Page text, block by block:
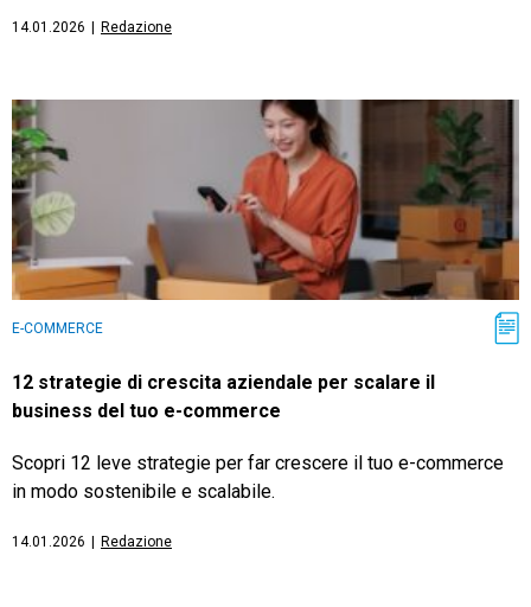
14.01.2026 Redazione
E-COMMERCE
12 strategie di crescita aziendale per scalare il
business del tuo e-commerce
Scopri 12 leve strategie per far crescere il tuo e-commerce
in modo sostenibile e scalabile.
14.01.2026 Redazione